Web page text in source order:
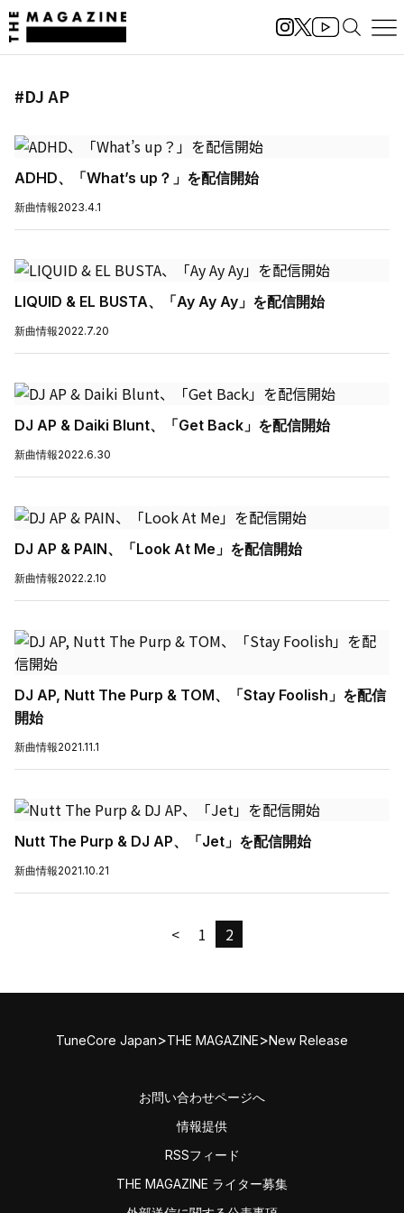
#DJ AP
ADHD、「What’s up？」を配信開始
新曲情報2023.4.1
LIQUID & EL BUSTA、「Ay Ay Ay」を配信開始
新曲情報2022.7.20
DJ AP & Daiki Blunt、「Get Back」を配信開始
新曲情報2022.6.30
DJ AP & PAIN、「Look At Me」を配信開始
新曲情報2022.2.10
DJ AP, Nutt The Purp & TOM、「Stay Foolish」を配信
開始
新曲情報2021.11.1
Nutt The Purp & DJ AP、「Jet」を配信開始
新曲情報2021.10.21
< 1 2
TuneCore Japan>THE MAGAZINE>New Release
お問い合わせページへ
情報提供
RSSフィード
THE MAGAZINE ライター募集